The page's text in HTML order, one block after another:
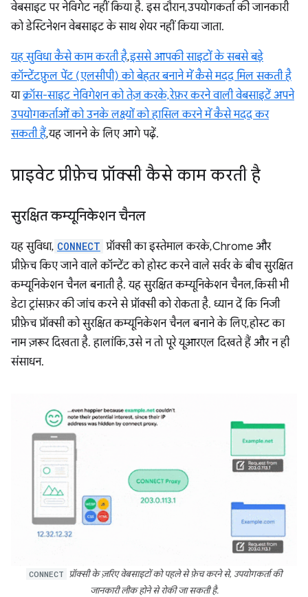
वेबसाइट पर नेविगेट नहीं किया है. इस दौरान, उपयोगकर्ता की जानकारी
को डेस्टिनेशन वेबसाइट के साथ शेयर नहीं किया जाता.
यह सुविधा कैसे काम करती है,इससे आपकी साइटों के सबसे बड़े
कॉन्टेंटफ़ुल पेंट (एलसीपी) को बेहतर बनाने में कैसे मदद मिल सकती है
याक्रॉस-साइट नेविगेशन को तेज़ करके, रेफ़र करने वाली वेबसाइटें अपने
उपयोगकर्ताओं को उनके लक्ष्यों को हासिल करने में कैसे मदद कर
सकती हैं, यह जानने के लिए आगे पढ़ें.
प्राइवेट प्रीफ़ेच प्रॉक्सी कैसे काम करती है
सुरक्षित कम्यूनिकेशन चैनल
यह सुविधा, CONNECT प्रॉक्सी का इस्तेमाल करके, Chrome और
प्रीफ़ेच किए जाने वाले कॉन्टेंट को होस्ट करने वाले सर्वर के बीच सुरक्षित
कम्यूनिकेशन चैनल बनाती है. यह सुरक्षित कम्यूनिकेशन चैनल, किसी भी
डेटा ट्रांसफ़र की जांच करने से प्रॉक्सी को रोकता है. ध्यान दें कि निजी
प्रीफ़ेच प्रॉक्सी को सुरक्षित कम्यूनिकेशन चैनल बनाने के लिए, होस्ट का
नाम ज़रूर दिखता है. हालांकि, उसे न तो पूरे यूआरएल दिखते हैं और न ही
संसाधन.
CONNECT प्रॉक्सी के ज़रिए वेबसाइटों को पहले से फ़ेच करने से, उपयोगकर्ता की
जानकारी लीक होने से रोकी जा सकती है.